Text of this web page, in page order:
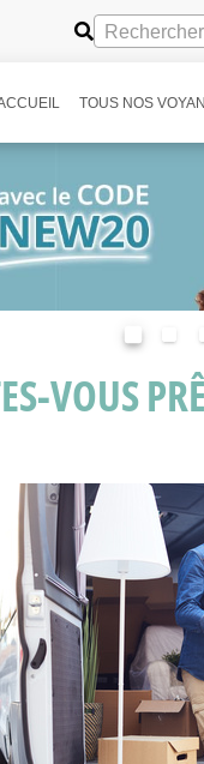
TOUS NOS
VOUS